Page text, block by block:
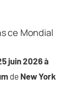
ce Mondial
juin 2026 à
de New York